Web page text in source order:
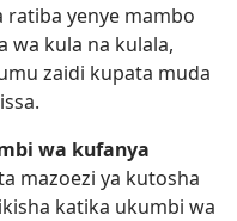
ratiba yenye mambo
wa kula na kulala,
zaidi kupata muda
wa kufanya
mazoezi ya kutosha
katika ukumbi wa